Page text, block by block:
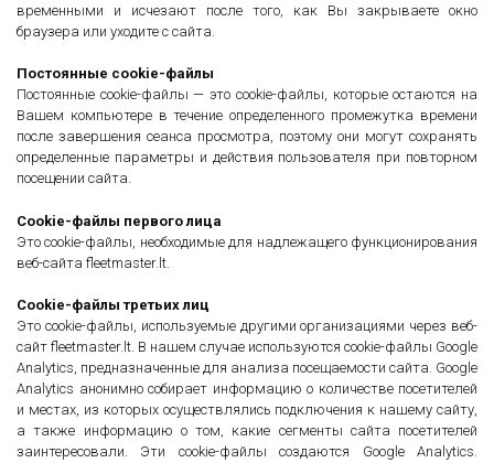
временными и исчезают после того, как Вы закрываете окно
браузера или уходите с сайта.
Постоянные cookie-файлы
Постоянные cookie-файлы — это cookie-файлы, которые остаются на
Вашем компьютере в течение определенного промежутка времени
после завершения сеанса просмотра, поэтому они могут сохранять
определенные параметры и действия пользователя при повторном
посещении сайта.
Cookie-файлы первого лица
Это cookie-файлы, необходимые для надлежащего функционирования
веб-сайта fleetmaster.lt.
Cookie-файлы третьих лиц
Это cookie-файлы, используемые другими организациями через веб-
сайт fleetmaster.lt. В нашем случае используются cookie-файлы Google
Analytics, предназначенные для анализа посещаемости сайта. Google
Analytics анонимно собирает информацию о количестве посетителей
и местах, из которых осуществлялись подключения к нашему сайту,
а также информацию о том, какие сегменты сайта посетителей
заинтересовали. Эти cookie-файлы создаются Google Analytics.